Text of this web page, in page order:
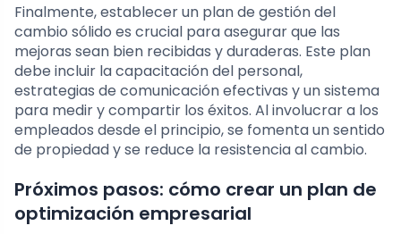
Finalmente, establecer un plan de gestión del
cambio sólido es crucial para asegurar que las
mejoras sean bien recibidas y duraderas. Este plan
debe incluir la capacitación del personal,
estrategias de comunicación efectivas y un sistema
para medir y compartir los éxitos. Al involucrar a los
empleados desde el principio, se fomenta un sentido
de propiedad y se reduce la resistencia al cambio.
Próximos pasos: cómo crear un plan de
optimización empresarial